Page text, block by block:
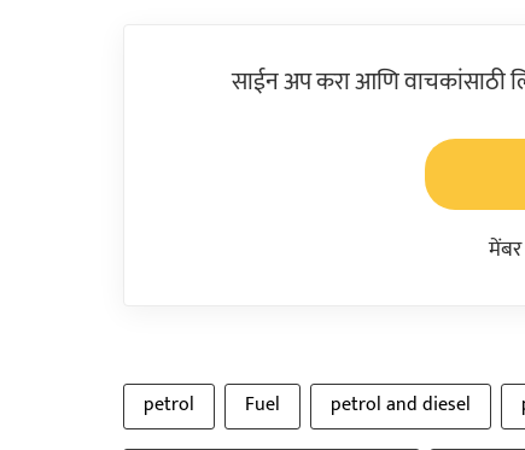
साईन अप करा आणि वाचकांसाठी
petrol Fuel petrol and diesel